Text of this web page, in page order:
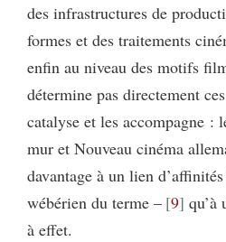
des infrastructures de
formes et des traitements
enfin au niveau des motifs
détermine pas directement
catalyse et les accompagne :
mur et Nouveau cinéma
davantage à un lien
wébérien du terme – 9 qu’à
à effet.